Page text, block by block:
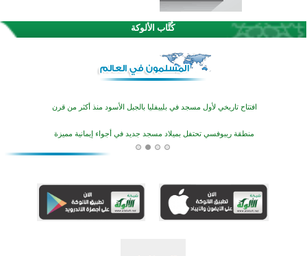
كُتَّاب الألوكة
تيسليتش تختتم برنامجا تعليميا لتعزيز القيم وبناء الشخصية للشباب المسلمين
اختتام منافسات قرآنية متميزة في بنغلاديش بمشاركة 3000 متسابق
أكبر مشروع إسلامي في ريف أستراليا يفتتح أبوابه بعد سنوات من العمل والعطاء
اختتام الدورة التاسعة لمسابقة حفظ وتلاوة القرآن الكريم في أزناكاييف